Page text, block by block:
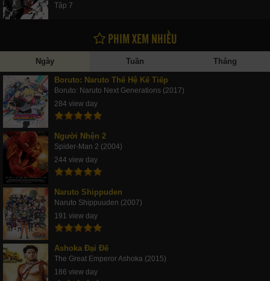
Tập 7
PHIM XEM NHIỀU
Ngày Tuần Tháng
Boruto: Naruto Thế Hệ Kế Tiếp
Boruto: Naruto Next Generations (2017)
284 view day
Người Nhện 2
Spider-Man 2 (2004)
244 view day
Naruto Shippuden
Naruto Shippuuden (2007)
191 view day
Ashoka Đại Đế
The Great Emperor Ashoka (2015)
186 view day